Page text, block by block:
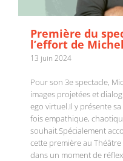
Première du
l’effort de
13 juin 2024
Pour son 3e spectacle,
images projetées et
ego virtuel.Il y présente
fois empathique,
souhait.Spécialement
cette première au
dans un moment de
Sortie de l’album